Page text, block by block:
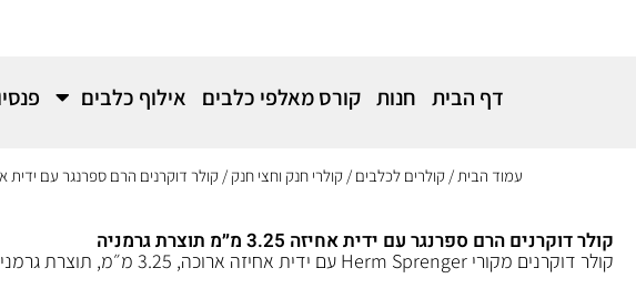
דף הבית חנות קורס מאלפי כלבים אילוף כלבים
עמוד הבית / קולרים לכלבים / קולרי חנק וחצי חנק / קולר דוקרנים הרם ספרנגר עם ידית אחיזה 3.25 מ״מ
קולר דוקרנים הרם ספרנגר עם ידית אחיזה 3.25 מ״מ תוצרת גרמניה
קולר דוקרנים מקורי Herm Sprenger עם ידית אחיזה ארוכה, 3.25 מ״מ, תוצרת גרמניה.